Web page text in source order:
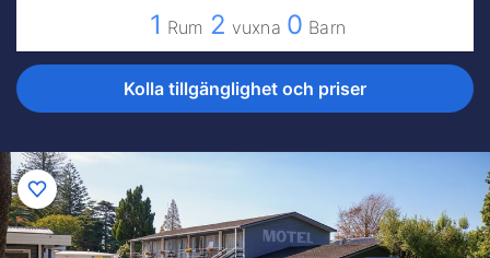
1 Rum 2 vuxna 0 Barn
Kolla tillgänglighet och priser